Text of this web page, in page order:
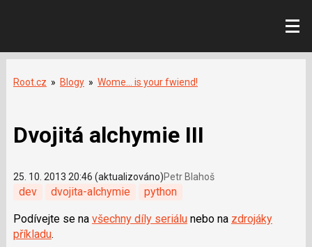
Root.cz » Blogy » Wome... is your fwiend!
Dvojitá alchymie III
25. 10. 2013 20:46 (aktualizováno)Petr Blahoš
dev dvojita-alchymie python
Podívejte se na všechny díly seriálunebo na zdrojáky
příkladu.